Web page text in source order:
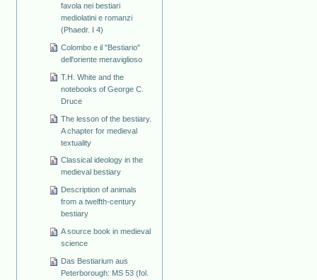
favola nei bestiari
mediolatini e romanzi
(Phaedr. I 4)
Colombo e il "Bestiario"
dell'oriente meraviglioso
T.H. White and the
notebooks of George C.
Druce
The lesson of the bestiary.
A chapter for medieval
textuality
Classical ideology in the
medieval bestiary
Description of animals
from a twelfth-century
bestiary
A source book in medieval
science
Das Bestiarium aus
Peterborough: MS 53 (fol.